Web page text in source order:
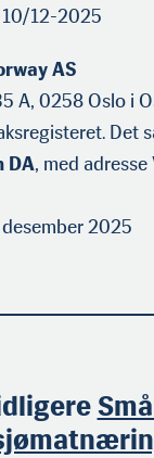
12-2025
AS
A, 0258 Oslo i
Det
DA, med
2025